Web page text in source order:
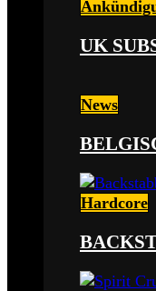
UK
News
Hardcore